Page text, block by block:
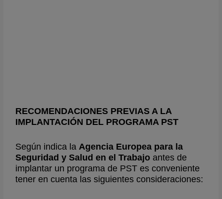
RECOMENDACIONES PREVIAS A LA
IMPLANTACIÓN DEL PROGRAMA PST
Según indica laAgencia Europea para la
Seguridad y Salud en el Trabajo antes de
implantar un programa de PST es conveniente
tener en cuenta las siguientes consideraciones: